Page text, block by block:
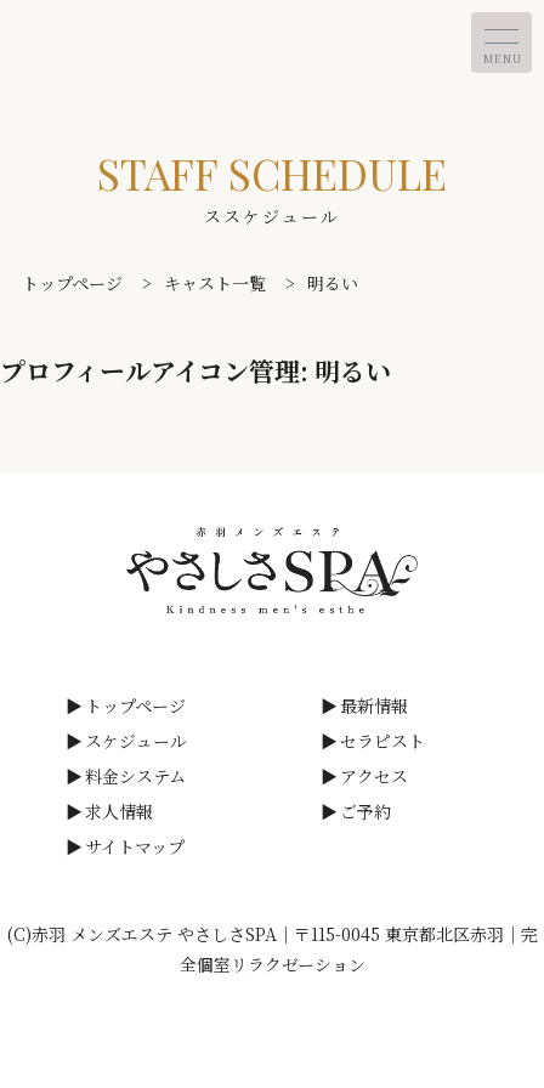
MENU
ススケジュール
STAFF SCHEDULE
トップページ > キャスト一覧 > 明るい
プロフィールアイコン管理: 明るい
トップページ
最新情報
スケジュール
セラピスト
料金システム
アクセス
求人情報
ご予約
サイトマップ
(C)赤羽 メンズエステ やさしさSPA｜〒115-0045 東京都北区赤羽｜完
全個室リラクゼーション